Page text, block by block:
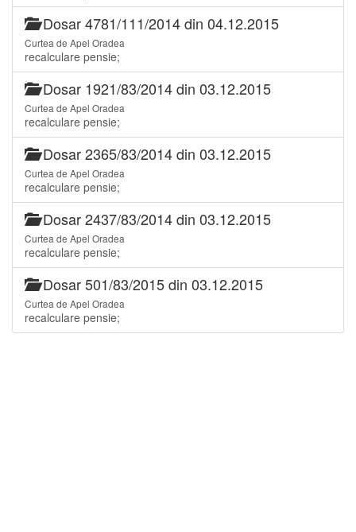
Dosar 4781/111/2014 din 04.12.2015
Curtea de Apel Oradea
recalculare pensie;
Dosar 1921/83/2014 din 03.12.2015
Curtea de Apel Oradea
recalculare pensie;
Dosar 2365/83/2014 din 03.12.2015
Curtea de Apel Oradea
recalculare pensie;
Dosar 2437/83/2014 din 03.12.2015
Curtea de Apel Oradea
recalculare pensie;
Dosar 501/83/2015 din 03.12.2015
Curtea de Apel Oradea
recalculare pensie;